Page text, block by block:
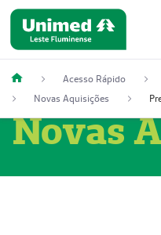
Acesso Rápido
Novas Aquisições
Novas